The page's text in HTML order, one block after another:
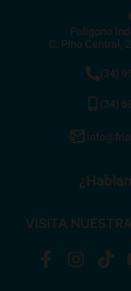
Poligono
C. Pino Central,
(34)
(34)
VISITA